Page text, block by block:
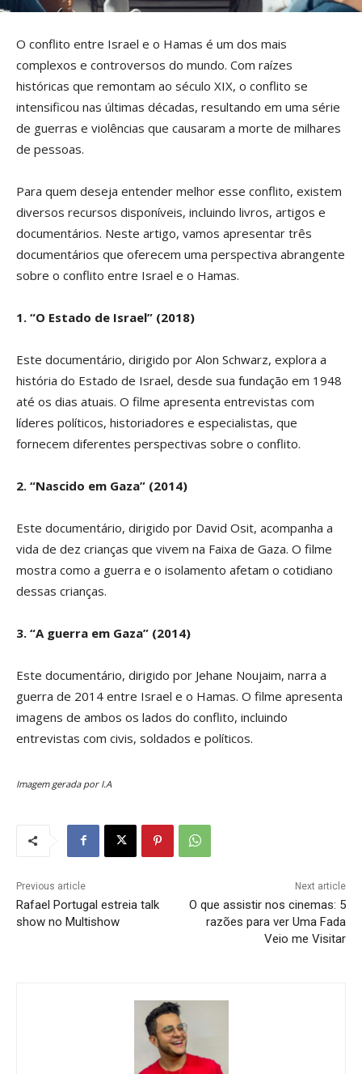
O conflito entre Israel e o Hamas é um dos mais
complexos e controversos do mundo. Com raízes
históricas que remontam ao século XIX, o conflito se
intensificou nas últimas décadas, resultando em uma série
de guerras e violências que causaram a morte de milhares
de pessoas.
Para quem deseja entender melhor esse conflito, existem
diversos recursos disponíveis, incluindo livros, artigos e
documentários. Neste artigo, vamos apresentar três
documentários que oferecem uma perspectiva abrangente
sobre o conflito entre Israel e o Hamas.
1. “O Estado de Israel” (2018)
Este documentário, dirigido por Alon Schwarz, explora a
história do Estado de Israel, desde sua fundação em 1948
até os dias atuais. O filme apresenta entrevistas com
líderes políticos, historiadores e especialistas, que
fornecem diferentes perspectivas sobre o conflito.
2. “Nascido em Gaza” (2014)
Este documentário, dirigido por David Osit, acompanha a
vida de dez crianças que vivem na Faixa de Gaza. O filme
mostra como a guerra e o isolamento afetam o cotidiano
dessas crianças.
3. “A guerra em Gaza” (2014)
Este documentário, dirigido por Jehane Noujaim, narra a
guerra de 2014 entre Israel e o Hamas. O filme apresenta
imagens de ambos os lados do conflito, incluindo
entrevistas com civis, soldados e políticos.
Imagem gerada por I.A
Previous article
Rafael Portugal estreia talk
show no Multishow
Next article
O que assistir nos cinemas: 5
razões para ver Uma Fada
Veio me Visitar